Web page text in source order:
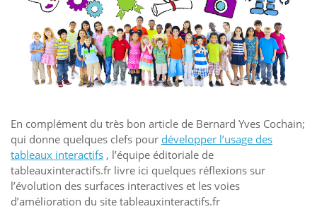
En complément du très bon article de Bernard Yves Cochain;
qui donne quelques clefs pour développer l’usage des
tableaux interactifs , l’équipe éditoriale de
tableauxinteractifs.fr livre ici quelques réflexions sur
l’évolution des surfaces interactives et les voies
d’amélioration du site tableauxinteractifs.fr